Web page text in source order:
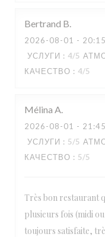
Bertrand B
2026-08-01 -
УСЛУГИ : 4/5
КАЧЕСТВО : 4/5
Mélina A
2026-08-01 -
УСЛУГИ : 5/5
КАЧЕСТВО : 5/5
Très bon restaurant
plusieurs fois (midi
toujours satisfaite,